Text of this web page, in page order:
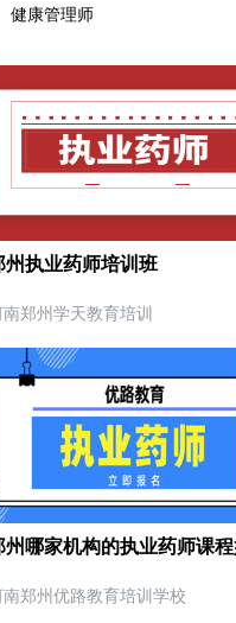
健康管理师
州执业药师培训班
南郑州学天教育培训
州哪家机构的执业药师课程
南郑州优路教育培训学校